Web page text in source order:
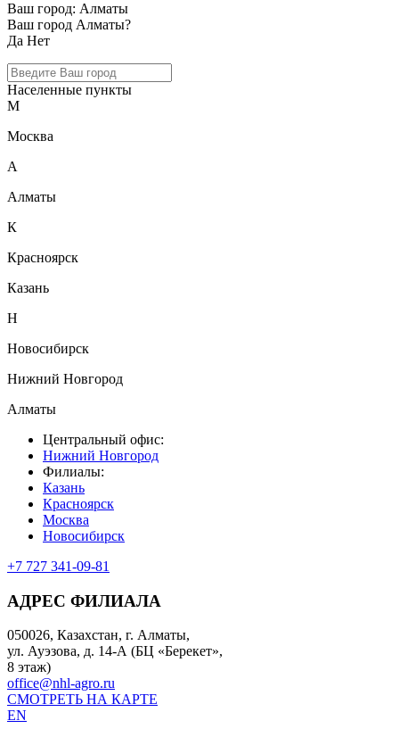
Ваш город: Алматы
Ваш город Алматы?
Да Нет
Населенные пункты
М
Москва
А
Алматы
К
Красноярск
Казань
Н
Новосибирск
Нижний Новгород
Алматы
Центральный офис:
Нижний Новгород
Филиалы:
Казань
Красноярск
Москва
Новосибирск
+7 727 341-09-81
АДРЕС ФИЛИАЛА
050026, Казахстан, г. Алматы,
ул. Ауэзова, д. 14-А (БЦ «Берекет»,
8 этаж)
office@nhl-agro.ru
СМОТРЕТЬ НА КАРТЕ
EN